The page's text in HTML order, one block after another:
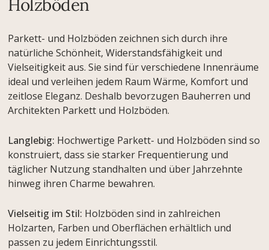
Holzböden
Parkett- und Holzböden zeichnen sich durch ihre
natürliche Schönheit, Widerstandsfähigkeit und
Vielseitigkeit aus. Sie sind für verschiedene Innenräume
ideal und verleihen jedem Raum Wärme, Komfort und
zeitlose Eleganz. Deshalb bevorzugen Bauherren und
Architekten Parkett und Holzböden.
Langlebig: Hochwertige Parkett- und Holzböden sind so
konstruiert, dass sie starker Frequentierung und
täglicher Nutzung standhalten und über Jahrzehnte
hinweg ihren Charme bewahren.
Vielseitig im Stil: Holzböden sind in zahlreichen
Holzarten, Farben und Oberflächen erhältlich und
passen zu jedem Einrichtungsstil.